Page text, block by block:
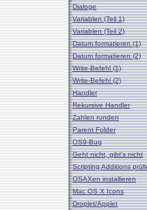
Dialoge
Variablen (Teil 1)
Variablen (Teil 2)
Datum formatieren (1)
Datum formatieren (2)
Write-Befehl (1)
Write-Befehl (2)
Handler
Rekursive Handler
Zahlen runden
Parent Folder
OS9-Bug
Geht nicht, gibt's nicht
Scripting Additions
OSAXen installieren
Mac OS X Icons
Droplet/Applet